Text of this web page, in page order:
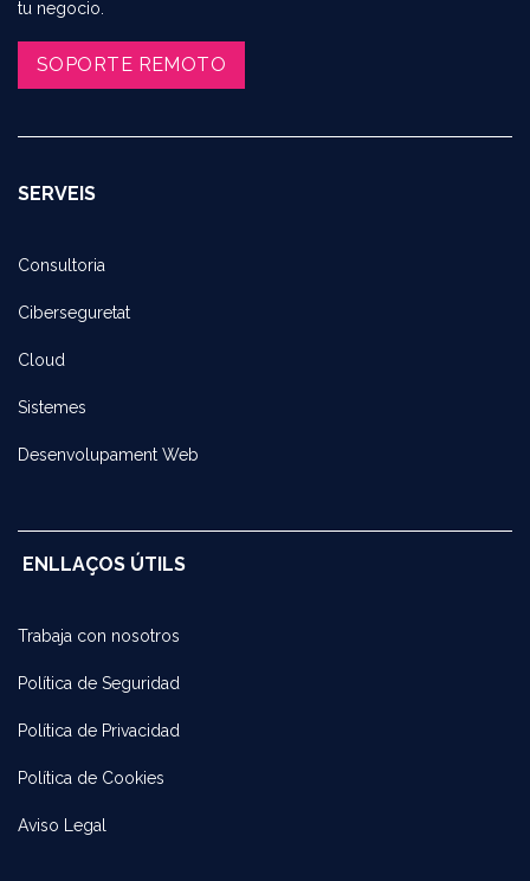
tu negocio.
SOPORTE REMOTO​​​​
SERVEIS
Consultoria
Ciberseguretat
Cloud
Sistemes
Desenvolupament Web
ENLLAÇOS ÚTILS
Trabaja con noso​tros
Política de Seguridad
Política de Privacidad
Política de Cookies
Aviso Legal